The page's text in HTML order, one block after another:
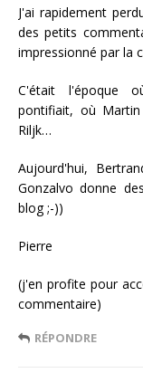
J'ai rapidement
des petits
impressionné par la
C'était l'époque
pontifiait, où Martin
Riljk…
Aujourd'hui,
Gonzalvo donne
blog ;-))
Pierre
(j'en profite pour
commentaire)
RÉPONDRE